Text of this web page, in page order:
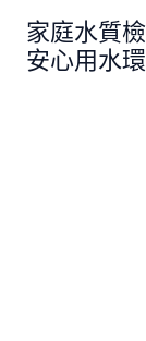
家庭水質
安心用水